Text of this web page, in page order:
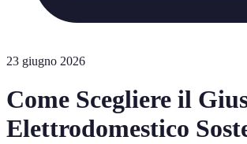
23 giugno 2026
Come Scegliere il
Elettrodomestico